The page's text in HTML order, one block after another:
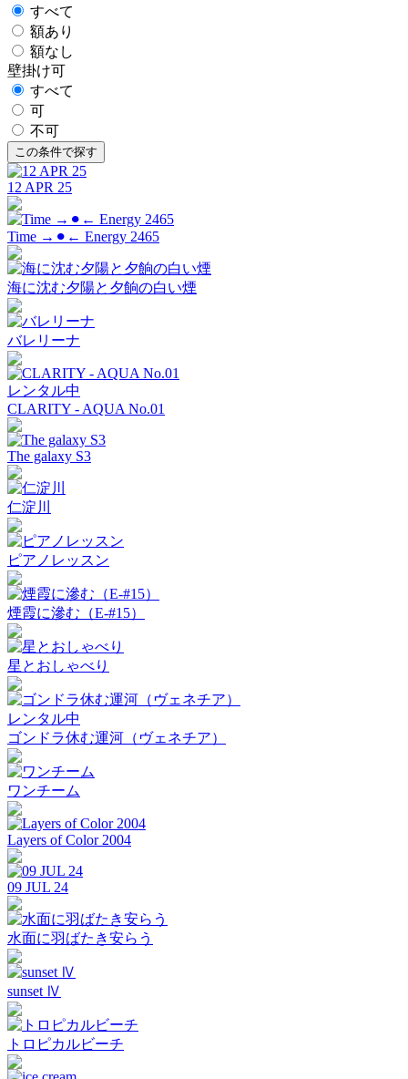
すべて
額あり
額なし
壁掛け可
すべて
可
不可
12 APR 25
Time →⚫︎← Energy 2465
海に沈む夕陽と夕餉の白い煙
バレリーナ
レンタル中
CLARITY - AQUA No.01
The galaxy S3
仁淀川
ピアノレッスン
煙霞に滲む（E-#15）
星とおしゃべり
レンタル中
ゴンドラ休む運河（ヴェネチア）
ワンチーム
Layers of Color 2004
09 JUL 24
水面に羽ばたき安らう
sunset Ⅳ
トロピカルビーチ